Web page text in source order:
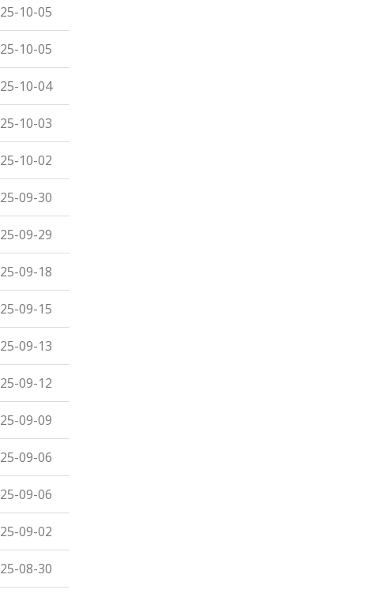
25-10-05
25-10-05
25-10-04
25-10-03
25-10-02
25-09-30
25-09-29
25-09-18
25-09-15
25-09-13
25-09-12
25-09-09
25-09-06
25-09-06
25-09-02
25-08-30